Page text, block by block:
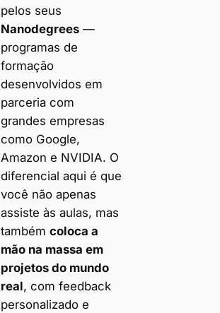
pelos seus
Nanodegrees—
programas de
formação
desenvolvidos em
parceria com
grandes empresas
como Google,
Amazon e NVIDIA. O
diferencial aqui é que
você não apenas
assiste às aulas, mas
também coloca a
mão na massa em
projetos do mundo
real, com feedback
personalizado e